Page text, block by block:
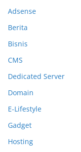
Adsense
Berita
Bisnis
CMS
Dedicated Server
Domain
E-Lifestyle
Gadget
Hosting